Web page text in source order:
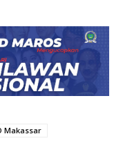
Makassar